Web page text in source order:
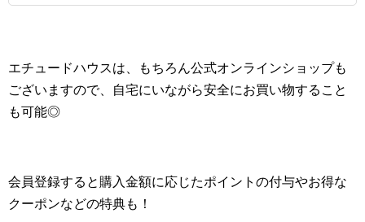
エチュードハウスは、もちろん公式オンラインショップも
ございますので、自宅にいながら安全にお買い物すること
も可能◎
会員登録すると購入金額に応じたポイントの付与やお得な
クーポンなどの特典も！